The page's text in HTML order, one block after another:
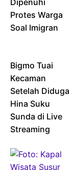
Dipenuhi
Protes Warga
Soal Imigran
Bigmo Tuai
Kecaman
Setelah Diduga
Hina Suku
Sunda di Live
Streaming